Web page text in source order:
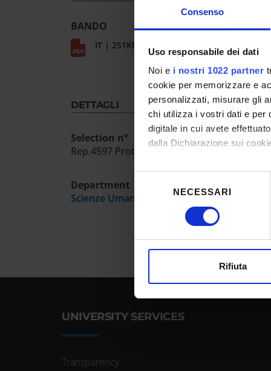
Consenso
Uso responsabile dei dati
Noi e i nostri 1022 partner
cookie per memorizzare e
personalizzati, misurare gli
chi utilizza i vostri dati e per
digitale in cui avete
dalla Dichiarazione sui
Con il tuo consenso,
raccogliere
Approfondisci come
Utilizziamo i cookie per
NECESSARI
Rifiuta
BANDO
IT | 251Kb
DETTAGLI
Selection n°
Rep.4597 Prot.194787-24/05/202
Department
Scienze Umane
UNIVERSITY SERVICES
Transparency